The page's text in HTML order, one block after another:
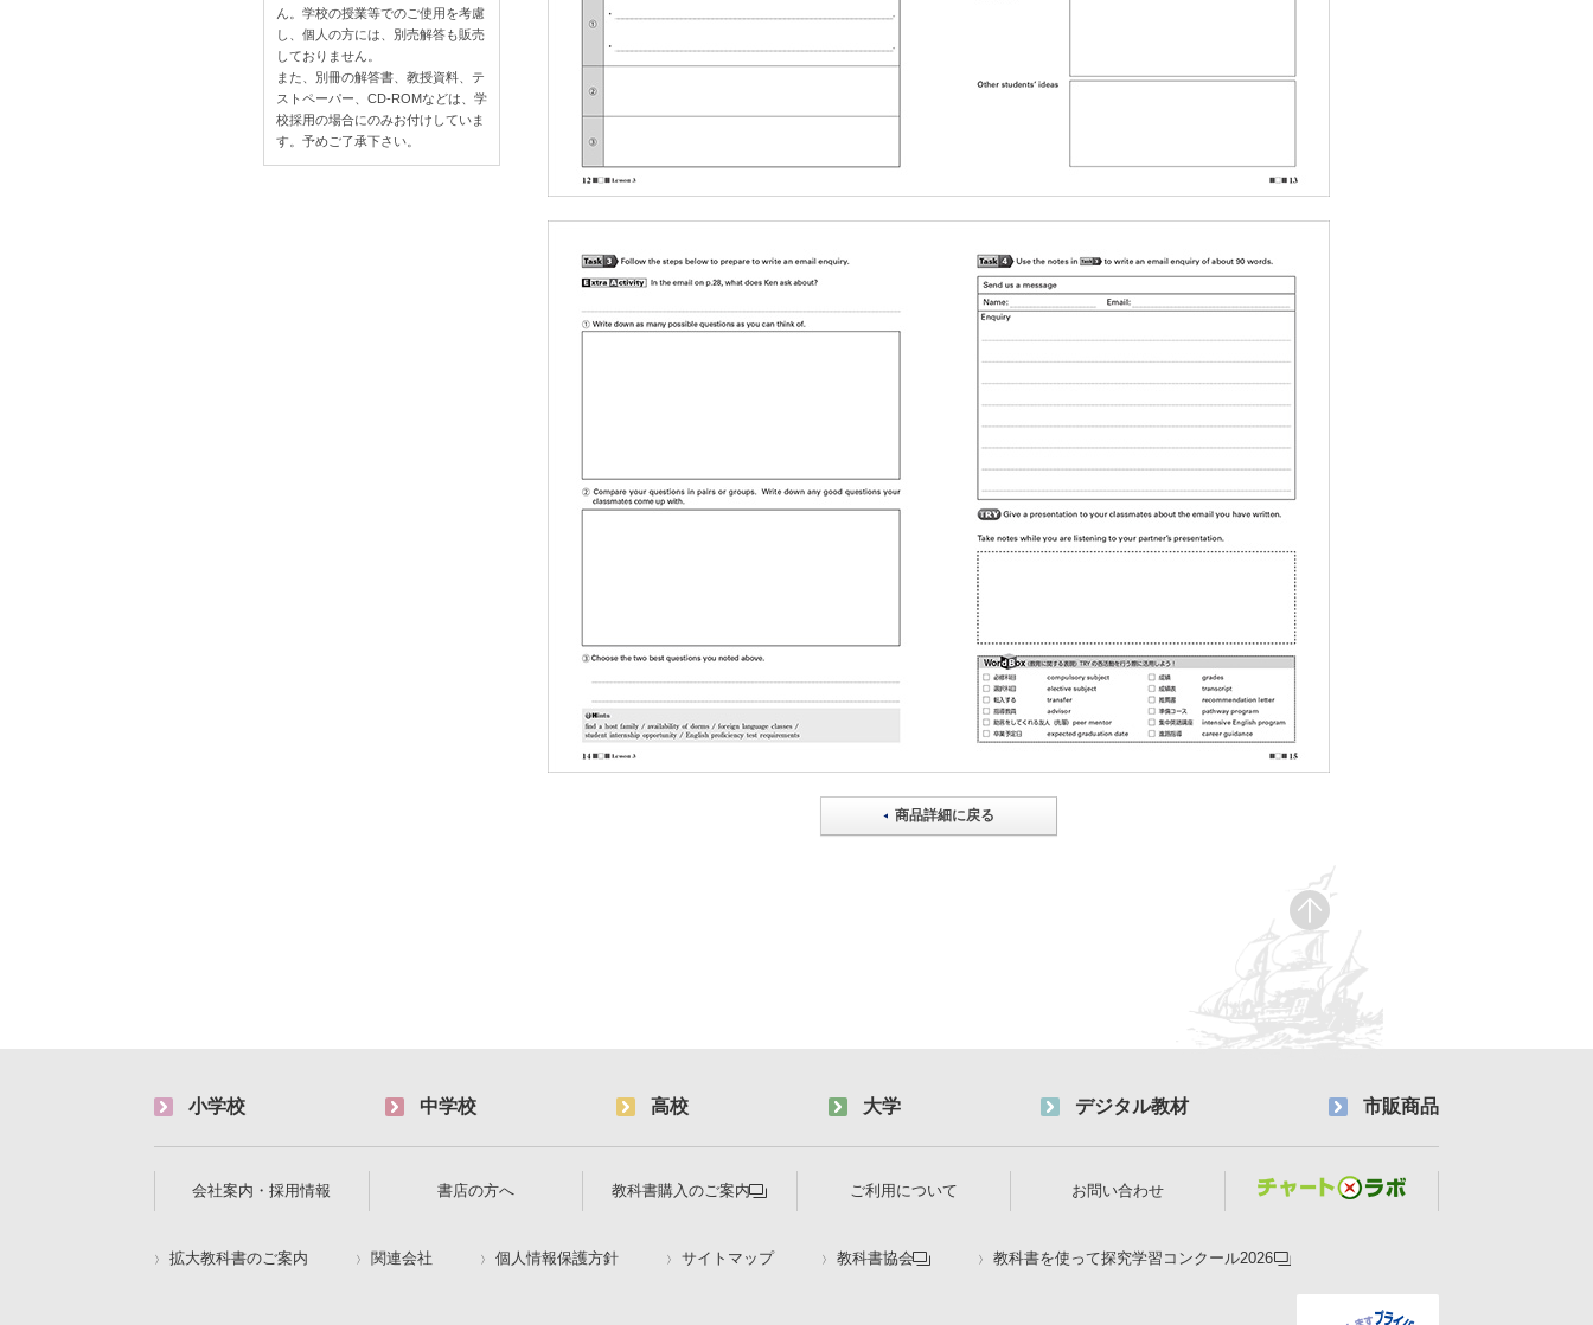
商品詳細に戻る
ん。学校の授業等でのご使用を考慮
し、個人の方には、別売解答も販売
しておりません。
また、別冊の解答書、教授資料、テ
ストペーパー、CD-ROMなどは、学
校採用の場合にのみお付けしていま
す。予めご了承下さい。
小学校 中学校 高校 大学 デジタル教材 市販商品
会社案内・採用情報 書店の方へ 教科書購入のご案内 ご利用について お問い合わせ
拡大教科書のご案内 関連会社 個人情報保護方針 サイトマップ 教科書協会 教科書を使って探究学習コンクール2026